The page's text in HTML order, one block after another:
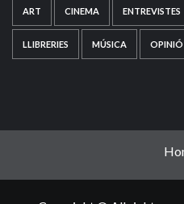
ART CINEMA ENTREVISTES
LLIBRERIES MÚSICA OPINIÓ